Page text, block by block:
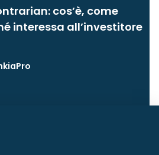
cos’è, come
interessa all’investitore